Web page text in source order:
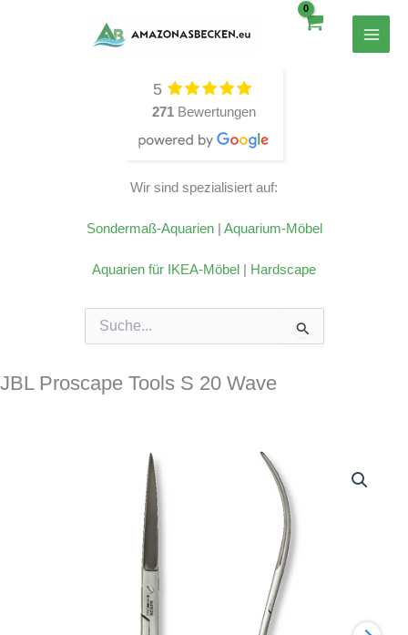
5
271 Bewertungen
Wir sind spezialisiert auf:
Sondermaß-Aquarien| Aquarium-Möbel
Aquarien für IKEA-Möbel | Hardscape
Suchen
nach:
JBL Proscape Tools S 20 Wave